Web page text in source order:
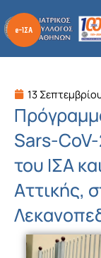
στο
περιεχόμενο
13
Sars-CoV-
του ΙΣΑ
Αττικής,